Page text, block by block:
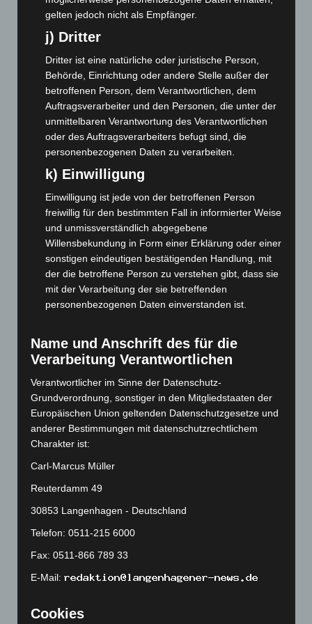
Juni 2024(107)
April 2024(102)
März 2024 (103)
Februar 2024(103)
Januar 2024(111)
Dezember 2023
(130)
November 2023(130)
Oktober 2023(114)
September 2023 (133)
August 2023 (134)
Juli 2023 (118)
Juni 2023(142)
Mai 2023(139)
April 2023(155)
Februar 2023(154)
Januar 2023(140)
Dezember 2022(130)
November 2022(167)
Oktober 2022 (166)
September 2022
August 2022(166)
Juli 2022(133)
Juni 2022 (167)
Mai 2022
(177)
Januar 2022(190)
gelten jedoch nicht als Empfänger.
j) Dritter
Dritter ist eine natürliche oder juristische Person,
Behörde, Einrichtung oder andere Stelle außer der
betroffenen Person, dem Verantwortlichen, dem
Auftragsverarbeiter und den Personen, die unter der
unmittelbaren Verantwortung des Verantwortlichen
oder des Auftragsverarbeiters befugt sind, die
personenbezogenen Daten zu verarbeiten.
k) Einwilligung
Einwilligung ist jede von der betroffenen Person
freiwillig für den bestimmten Fall in informierter Weise
und unmissverständlich abgegebene
Willensbekundung in Form einer Erklärung oder einer
sonstigen eindeutigen bestätigenden Handlung, mit
der die betroffene Person zu verstehen gibt, dass sie
mit der Verarbeitung der sie betreffenden
personenbezogenen Daten einverstanden ist.
Name und Anschrift des für die
Verarbeitung Verantwortlichen
Verantwortlicher im Sinne der Datenschutz-
Grundverordnung, sonstiger in den Mitgliedstaaten der
Europäischen Union geltenden Datenschutzgesetze und
anderer Bestimmungen mit datenschutzrechtlichem
Charakter ist:
Carl-Marcus Müller
Reuterdamm 49
30853 Langenhagen - Deutschland
Telefon: 0511-215 6000
Fax: 0511-866 789 33
E-Mail:
Cookies